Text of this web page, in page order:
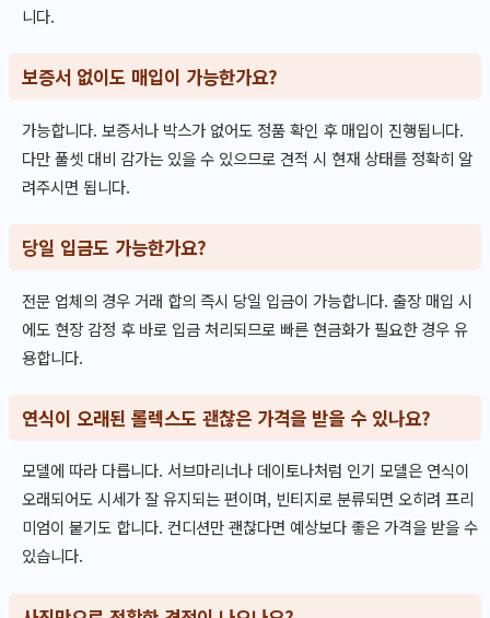
니다.
보증서 없이도 매입이 가능한가요?
가능합니다. 보증서나 박스가 없어도 정품 확인 후 매입이 진행됩니다.
다만 풀셋 대비 감가는 있을 수 있으므로 견적 시 현재 상태를 정확히 알
려주시면 됩니다.
당일 입금도 가능한가요?
전문 업체의 경우 거래 합의 즉시 당일 입금이 가능합니다. 출장 매입 시
에도 현장 감정 후 바로 입금 처리되므로 빠른 현금화가 필요한 경우 유
용합니다.
연식이 오래된 롤렉스도 괜찮은 가격을 받을 수 있나요?
모델에 따라 다릅니다. 서브마리너나 데이토나처럼 인기 모델은 연식이
오래되어도 시세가 잘 유지되는 편이며, 빈티지로 분류되면 오히려 프리
미엄이 붙기도 합니다. 컨디션만 괜찮다면 예상보다 좋은 가격을 받을 수
있습니다.